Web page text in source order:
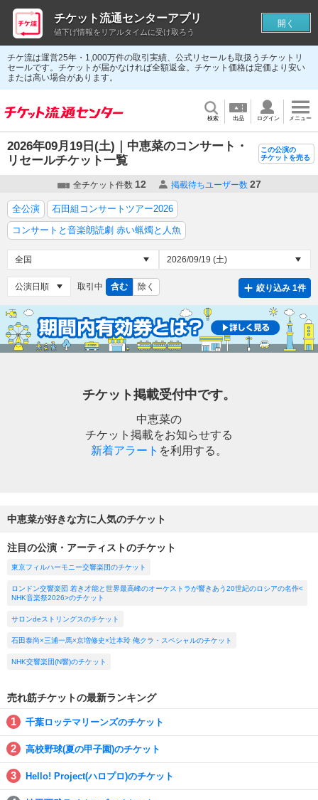
チケ流は運営25年・1,000万件の取引実績、公式リセールも取扱うチケットリ
セールです。チケットが届かなければ全額返金。チケット価格は定価より安い
または高い場合があります。
検索 出品 ログイン メニュー
2026年09月19日(土)｜中恵菜のコンサート・
リセールチケット一覧
この公演の
チケットを売る
全チケット件数 12 掲載待ちユーザー数 27
全公演
石田組コンサートツアー2026
コンサートと音楽朗読劇 赤い蝋燭と人魚
取引中 含む 除く 絞り込み 1件
チケット掲載受付中です。
中恵菜の
チケット掲載をお知らせする
新着アラート を利用する。
中恵菜が好きな方に人気のチケット
注目の公演・アーティストのチケット
東京フィルハーモニー交響楽団のチケット
ロンドン交響楽団 若き才能と世界最高峰のオーケストラが響きあう20世紀のロシアの名作<
NHK音楽祭2026>のチケット
サロンdeストリングスのチケット
石田泰尚×三浦一馬×京増修史×辻本玲 俺クラ・スペシャルのチケット
NHK交響楽団(N響)のチケット
売れ筋チケットの最新ランキング
千葉ロッテマリーンズのチケット
高校野球(夏の甲子園)のチケット
Hello! Project(ハロプロ)のチケット
チケット流通センターアプリ
値下げ情報をリアルタイムに受け取ろう
開く